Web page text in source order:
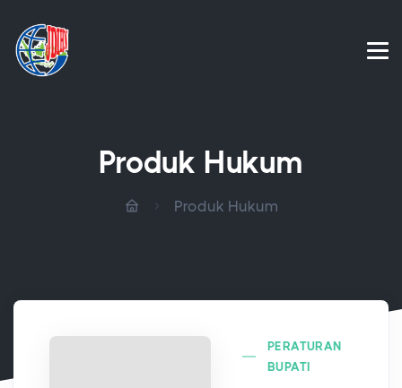
Produk Hukum
Produk Hukum
PERATURAN
BUPATI